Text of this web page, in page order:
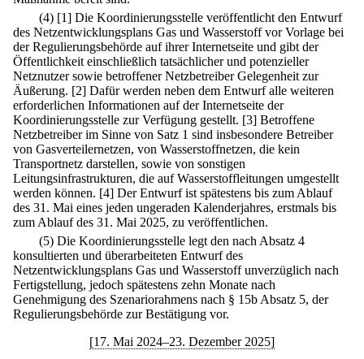
(4) [1] Die Koordinierungsstelle veröffentlicht den Entwurf
des Netzentwicklungsplans Gas und Wasserstoff vor Vorlage bei
der Regulierungsbehörde auf ihrer Internetseite und gibt der
Öffentlichkeit einschließlich tatsächlicher und potenzieller
Netznutzer sowie betroffener Netzbetreiber Gelegenheit zur
Äußerung. [2] Dafür werden neben dem Entwurf alle weiteren
erforderlichen Informationen auf der Internetseite der
Koordinierungsstelle zur Verfügung gestellt. [3] Betroffene
Netzbetreiber im Sinne von Satz 1 sind insbesondere Betreiber
von Gasverteilernetzen, von Wasserstoffnetzen, die kein
Transportnetz darstellen, sowie von sonstigen
Leitungsinfrastrukturen, die auf Wasserstoffleitungen umgestellt
werden können. [4] Der Entwurf ist spätestens bis zum Ablauf
des 31. Mai eines jeden ungeraden Kalenderjahres, erstmals bis
zum Ablauf des 31. Mai 2025, zu veröffentlichen.
(5) Die Koordinierungsstelle legt den nach Absatz 4
konsultierten und überarbeiteten Entwurf des
Netzentwicklungsplans Gas und Wasserstoff unverzüglich nach
Fertigstellung, jedoch spätestens zehn Monate nach
Genehmigung des Szenariorahmens nach § 15b Absatz 5, der
Regulierungsbehörde zur Bestätigung vor.
[17. Mai 2024–23. Dezember 2025]